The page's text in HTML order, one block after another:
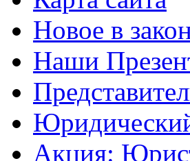
Новое в
Наши
Акция: